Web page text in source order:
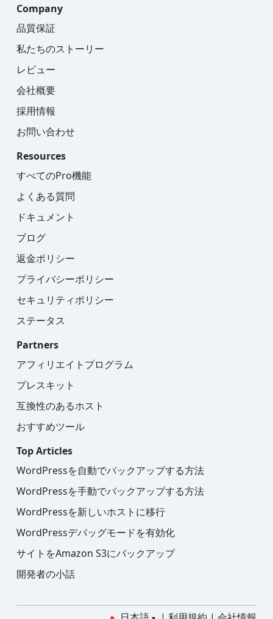
Company
品質保証
私たちのストーリー
レビュー
会社概要
採用情報
お問い合わせ
Resources
すべてのPro機能
よくある質問
ドキュメント
ブログ
返金ポリシー
プライバシーポリシー
セキュリティポリシー
ステータス
Partners
アフィリエイトプログラム
プレスキット
互換性のあるホスト
おすすめツール
Top Articles
WordPressを自動でバックアップする方法
WordPressを手動でバックアップする方法
WordPressを新しいホストに移行
WordPressデバッグモードを有効化
サイトをAmazon S3にバックアップ
開発者の小話